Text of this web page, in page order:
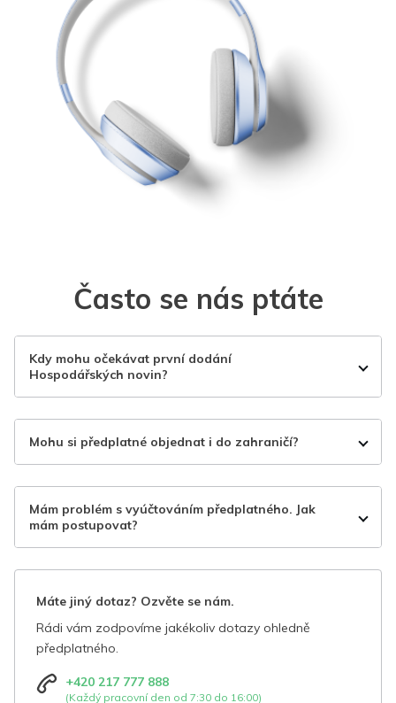
Často se nás ptáte
Kdy mohu očekávat první dodání
Hospodářských novin?
Mohu si předplatné objednat i do zahraničí?
Mám problém s vyúčtováním předplatného. Jak
mám postupovat?
Máte jiný dotaz? Ozvěte se nám.
Rádi vám zodpovíme jakékoliv dotazy ohledně
předplatného.
+420 217 777 888
(Každý pracovní den od 7:30 do 16:00)